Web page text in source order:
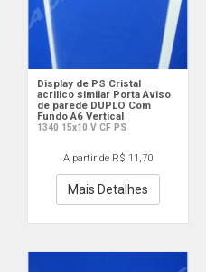
Display de PS Cristal
acrilico similar Porta Aviso
de parede DUPLO Com
Fundo A6 Vertical
1340 15x10 V CF PS
A partir de R$ 11,70
Mais Detalhes